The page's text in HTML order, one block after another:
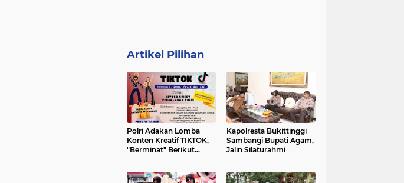
Artikel Pilihan
Polri Adakan Lomba
Konten Kreatif TIKTOK,
"Berminat" Berikut
Kapolresta Bukittinggi
Sambangi Bupati Agam,
Jalin Silaturahmi